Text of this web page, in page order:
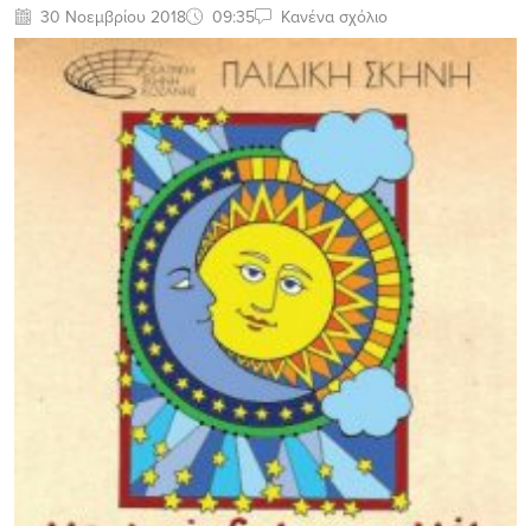
30 Νοεμβρίου 2018 09:35 Κανένα σχόλιο